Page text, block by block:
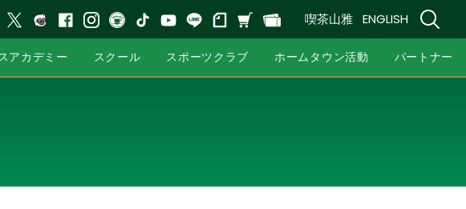
喫茶山雅 ENGLISH
アカデミー スクール スポーツクラブ ホームタウン活動 パートナー